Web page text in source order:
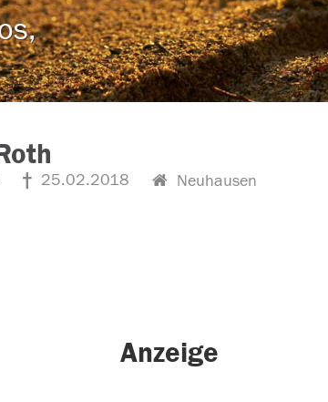
25.02.2018 Neuhausen
Anzeige